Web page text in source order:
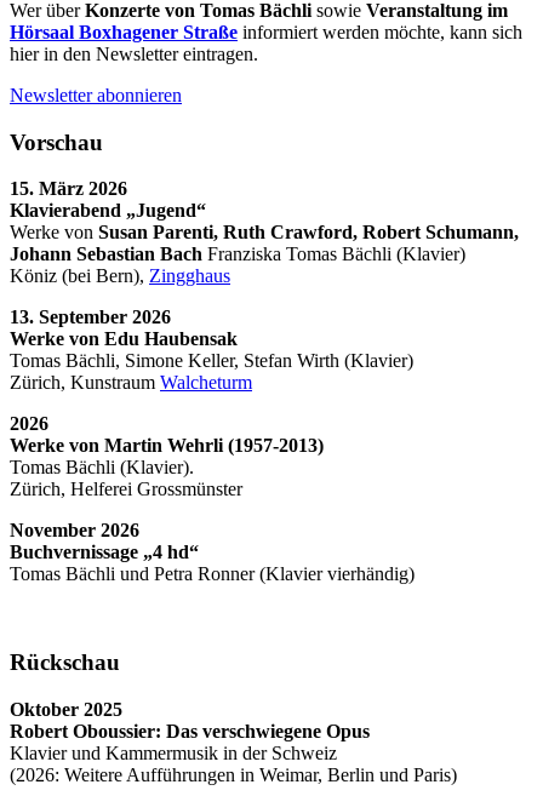
Wer überKonzerte von Tomas Bächli sowie Veranstaltung im
Hörsaal Boxhagener Straße informiert werden möchte, kann sich
hier in den Newsletter eintragen.
Newsletter abonnieren
Vorschau
15. März 2026
Klavierabend „Jugend“
Werke von Susan Parenti, Ruth Crawford, Robert Schumann,
Johann Sebastian Bach Franziska Tomas Bächli (Klavier)
Köniz (bei Bern), Zingghaus
13. September 2026
Werke von Edu Haubensak
Tomas Bächli, Simone Keller, Stefan Wirth (Klavier)
Zürich, Kunstraum Walcheturm
2026
Werke von Martin Wehrli (1957-2013)
Tomas Bächli (Klavier).
Zürich, Helferei Grossmünster
November 2026
Buchvernissage „4 hd“
Tomas Bächli und Petra Ronner (Klavier vierhändig)
Rückschau
Oktober 2025
Robert Oboussier: Das verschwiegene Opus
Klavier und Kammermusik in der Schweiz
(2026: Weitere Aufführungen in Weimar, Berlin und Paris)